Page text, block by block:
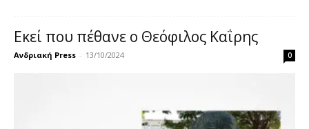
Εκεί που πέθανε ο Θεόφιλος Καΐρης
Ανδριακή Press - 13/10/2024 0